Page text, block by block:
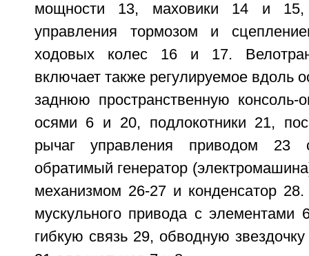
мощности 13, маховики 14 и
управления тормозом и
ходовых колес 16 и 17.
включает также регулируемое вдоль
заднюю пространственную консоль-
осями 6 и 20, подлокотники 21,
рычаг управления приводом 23
обратимый генератор
механизмом 26-27 и конденсатор
мускульного привода с
гибкую связь 29, обводную